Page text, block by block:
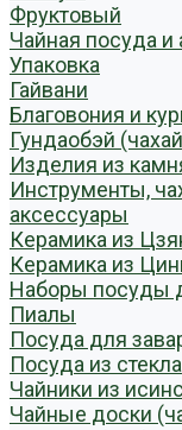
Фруктовый
Чайная посуда и
Упаковка
Гайвани
Благовония и
Гундаобэй
Изделия из
Инструменты,
аксессуары
Керамика из
Керамика из
Наборы посуды
Пиалы
Посуда для
Посуда из стекла
Чайники из
Чайные доски